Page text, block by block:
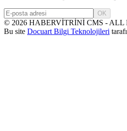
OK
© 2026 HABERVİTRİNİ CMS - ALL
Bu site Docuart Bilgi Teknolojileri